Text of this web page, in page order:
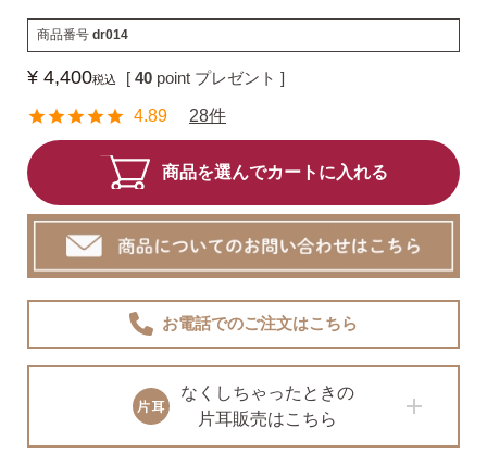
揺れるフックピアス
バックキャッチ
ピアスチャーム
予備の替えキャッチ・ケア用品
無くした時の片耳ピアス
商品番号 dr014
¥ 4,400税込 [ 40 point プレゼント ]
4.89 28件
商品を選んでカートに入れる
お電話でのご注文はこちら
なくしちゃったときの
片耳販売はこちら